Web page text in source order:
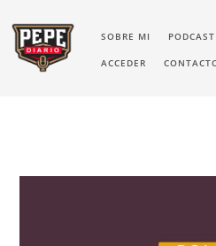
SOBRE MI PODCAST
ACCEDER